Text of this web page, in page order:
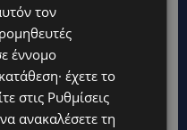
τον
έννομο
έχετε το
στις Ρυθμίσεις
ανακαλέσετε τη